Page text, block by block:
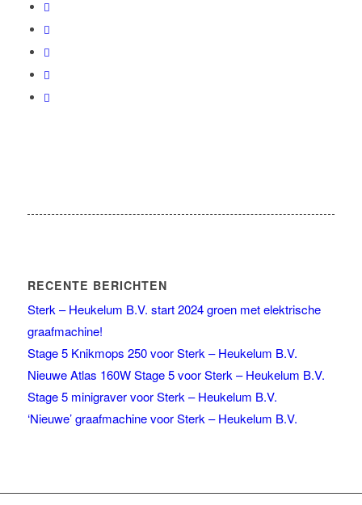
RECENTE BERICHTEN
Sterk – Heukelum B.V. start 2024 groen met elektrische
graafmachine!
Stage 5 Knikmops 250 voor Sterk – Heukelum B.V.
Nieuwe Atlas 160W Stage 5 voor Sterk – Heukelum B.V.
Stage 5 minigraver voor Sterk – Heukelum B.V.
‘Nieuwe’ graafmachine voor Sterk – Heukelum B.V.